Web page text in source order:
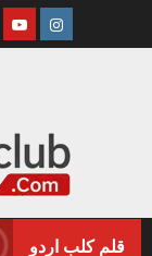
YoutubeInstagram
قلم کلب اردو